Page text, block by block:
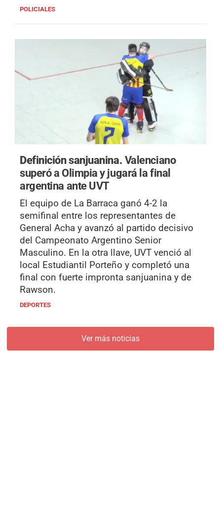
POLICIALES
Definición sanjuanina. Valenciano
superó a Olimpia y jugará la final
argentina ante UVT
El equipo de La Barraca ganó 4-2 la
semifinal entre los representantes de
General Acha y avanzó al partido decisivo
del Campeonato Argentino Senior
Masculino. En la otra llave, UVT venció al
local Estudiantil Porteño y completó una
final con fuerte impronta sanjuanina y de
Rawson.
DEPORTES
Ver más noticias